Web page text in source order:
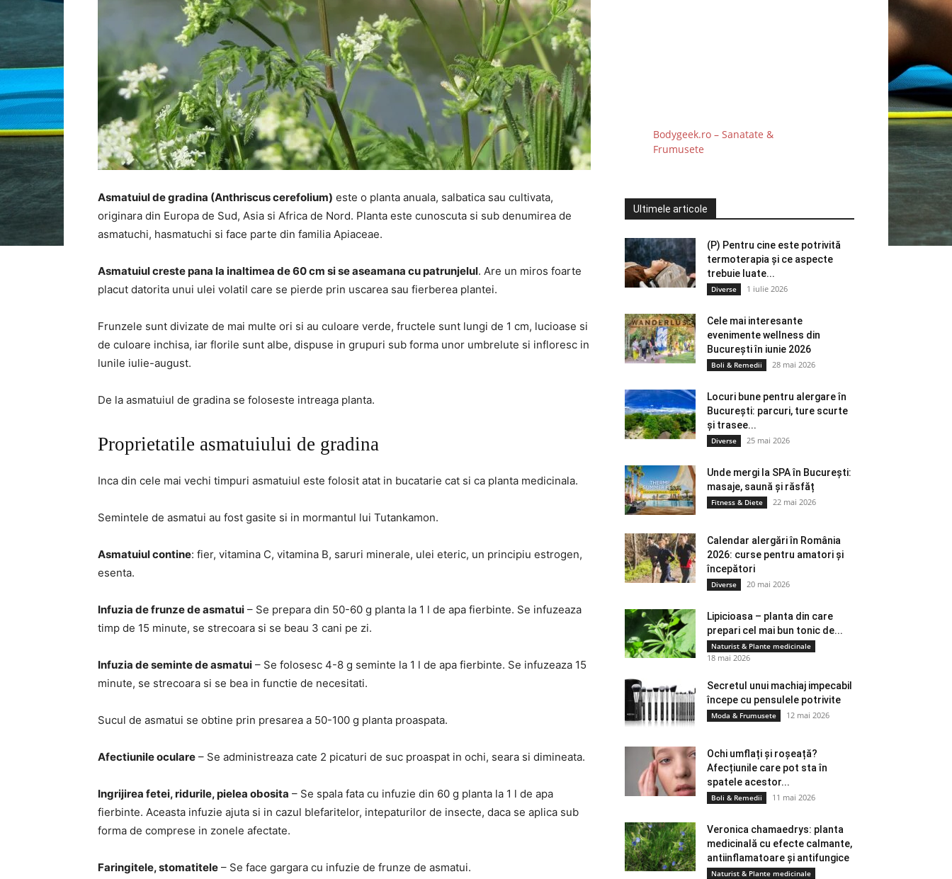
Asmatuiul de gradina (Anthriscus cerefolium) este o planta anuala, salbatica sau cultivata,
originara din Europa de Sud, Asia si Africa de Nord. Planta este cunoscuta si sub denumirea de
asmatuchi, hasmatuchi si face parte din familia Apiaceae.
Asmatuiul creste pana la inaltimea de 60 cm si se aseamana cu patrunjelul. Are un miros foarte
placut datorita unui ulei volatil care se pierde prin uscarea sau fierberea plantei.
Frunzele sunt divizate de mai multe ori si au culoare verde, fructele sunt lungi de 1 cm, lucioase si
de culoare inchisa, iar florile sunt albe, dispuse in grupuri sub forma unor umbrelute si infloresc in
lunile iulie-august.
De la asmatuiul de gradina se foloseste intreaga planta.
Proprietatile asmatuiului de gradina
Inca din cele mai vechi timpuri asmatuiul este folosit atat in bucatarie cat si ca planta medicinala.
Semintele de asmatui au fost gasite si in mormantul lui Tutankamon.
Asmatuiul contine: fier, vitamina C, vitamina B, saruri minerale, ulei eteric, un principiu estrogen,
esenta.
Infuzia de frunze de asmatui – Se prepara din 50-60 g planta la 1 l de apa fierbinte. Se infuzeaza
timp de 15 minute, se strecoara si se beau 3 cani pe zi.
Infuzia de seminte de asmatui – Se folosesc 4-8 g seminte la 1 l de apa fierbinte. Se infuzeaza 15
minute, se strecoara si se bea in functie de necesitati.
Sucul de asmatui se obtine prin presarea a 50-100 g planta proaspata.
Afectiunile oculare – Se administreaza cate 2 picaturi de suc proaspat in ochi, seara si dimineata.
Ingrijirea fetei, ridurile, pielea obosita – Se spala fata cu infuzie din 60 g planta la 1 l de apa
fierbinte. Aceasta infuzie ajuta si in cazul blefaritelor, intepaturilor de insecte, daca se aplica sub
forma de comprese in zonele afectate.
Faringitele, stomatitele – Se face gargara cu infuzie de frunze de asmatui.
Bodygeek.ro – Sanatate &
Frumusete
Ultimele articole
(P) Pentru cine este potrivită
termoterapia și ce aspecte
trebuie luate...
Diverse 1 iulie 2026
Cele mai interesante
evenimente wellness din
București în iunie 2026
Boli & Remedii 28 mai 2026
Locuri bune pentru alergare în
București: parcuri, ture scurte
și trasee...
Diverse 25 mai 2026
Unde mergi la SPA în București:
masaje, saună și răsfăț
Fitness & Diete 22 mai 2026
Calendar alergări în România
2026: curse pentru amatori și
începători
Diverse 20 mai 2026
Lipicioasa – planta din care
prepari cel mai bun tonic de...
Naturist & Plante medicinale
18 mai 2026
Secretul unui machiaj impecabil
începe cu pensulele potrivite
Moda & Frumusete 12 mai 2026
Ochi umflați și roșeață?
Afecțiunile care pot sta în
spatele acestor...
Boli & Remedii 11 mai 2026
Veronica chamaedrys: planta
medicinală cu efecte calmante,
antiinflamatoare și antifungice
Naturist & Plante medicinale